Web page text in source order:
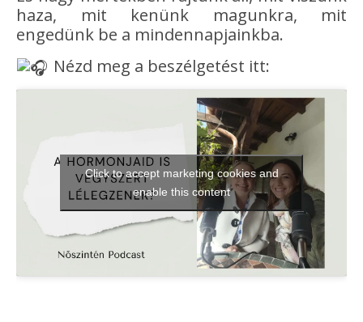
haza, mit kenünk magunkra, mit
engedünk be a mindennapjainkba.
Nézd meg a beszélgetést itt:
Click to accept marketing cookies and
enable this content